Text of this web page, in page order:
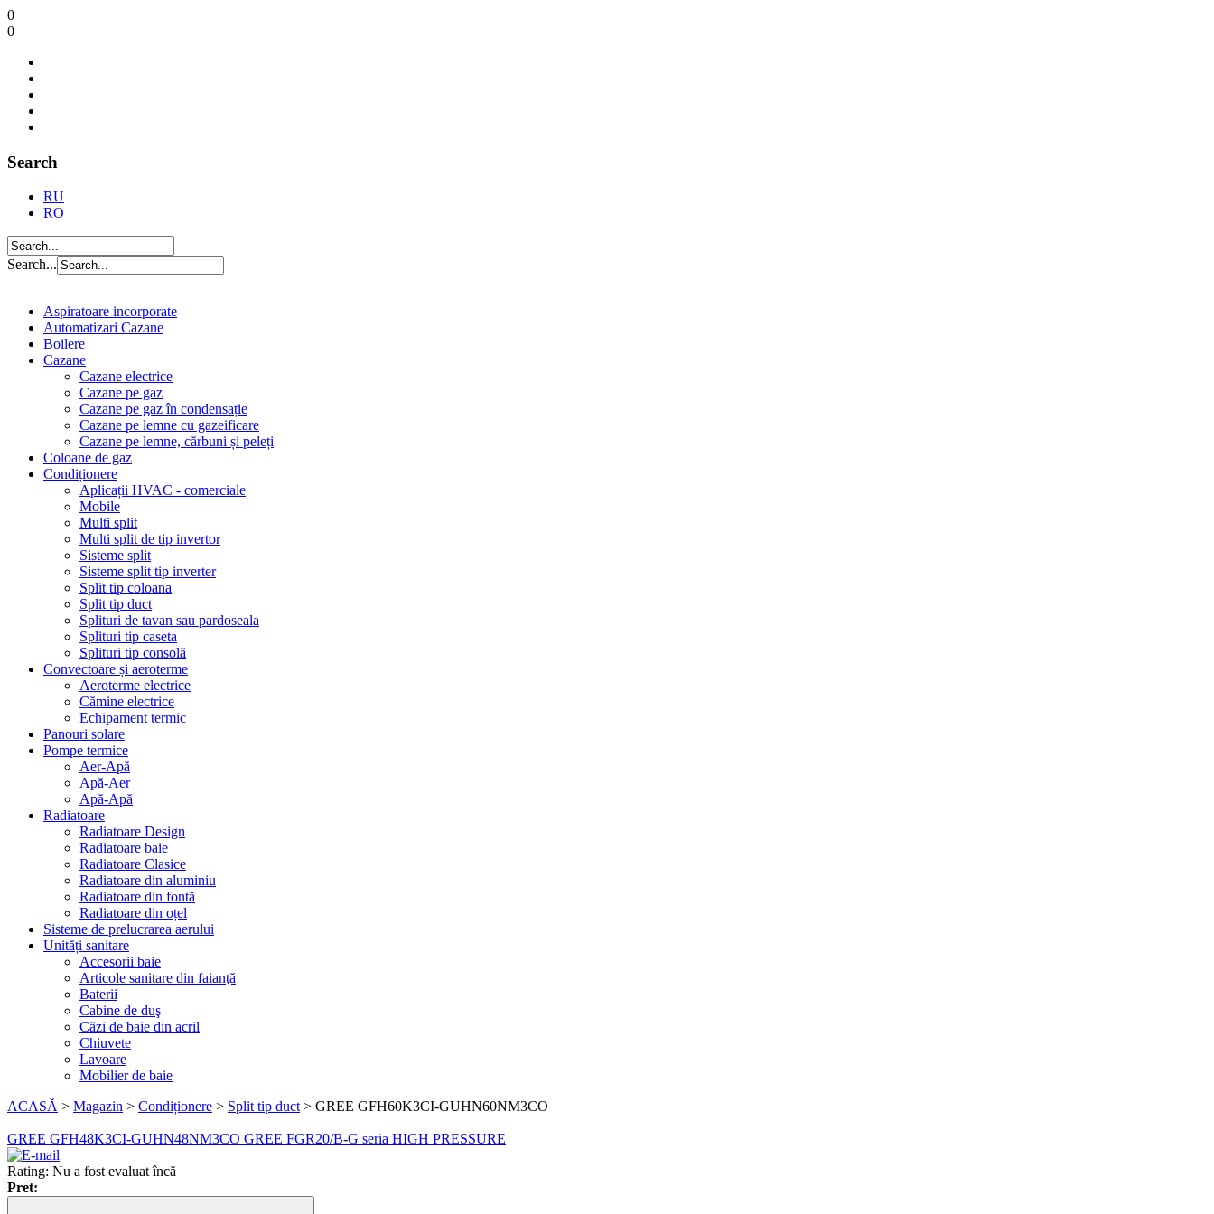
0
0
Search
RU
RO
Search...
Aspiratoare incorporate
Automatizari Cazane
Boilere
Cazane
Cazane electrice
Cazane pe gaz
Cazane pe gaz în condensație
Cazane pe lemne cu gazeificare
Cazane pe lemne, cărbuni și peleți
Coloane de gaz
Condiționere
Aplicații HVAC - comerciale
Mobile
Multi split
Multi split de tip invertor
Sisteme split
Sisteme split tip inverter
Split tip coloana
Split tip duct
Splituri de tavan sau pardoseala
Splituri tip caseta
Splituri tip consolă
Convectoare și aeroterme
Aeroterme electrice
Cămine electrice
Echipament termic
Panouri solare
Pompe termice
Aer-Apă
Apă-Aer
Apă-Apă
Radiatoare
Radiatoare Design
Radiatoare baie
Radiatoare Clasice
Radiatoare din aluminiu
Radiatoare din fontă
Radiatoare din oțel
Sisteme de prelucrarea aerului
Unități sanitare
Accesorii baie
Articole sanitare din faianţă
Baterii
Cabine de duş
Căzi de baie din acril
Chiuvete
Lavoare
Mobilier de baie
ACASĂ > Magazin > Condiționere > Split tip duct> GREE GFH60K3CI-GUHN60NM3CO
GREE GFH48K3CI-GUHN48NM3CO GREE FGR20/B-G seria HIGH PRESSURE
Rating: Nu a fost evaluat încă
Pret: